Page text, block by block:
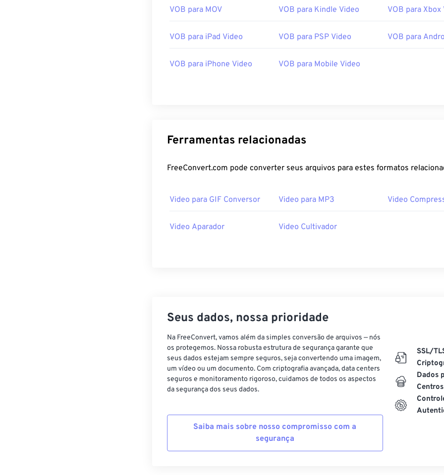
VOB para MOV VOB para Kindle Video VOB para Xbox
VOB para iPad Video VOB para PSP Video VOB para
VOB para iPhone Video VOB para Mobile Video
Ferramentas relacionadas
FreeConvert.com pode converter seus arquivos para estes formatos
Video para GIF Conversor Video para MP3 Video
Video Aparador Video Cultivador
Seus dados, nossa prioridade
Na FreeConvert, vamos além da simples conversão de arquivos — nós
os protegemos. Nossa robusta estrutura de segurança garante que
seus dados estejam sempre seguros, seja convertendo uma imagem,
um vídeo ou um documento. Com criptografia avançada, data centers
seguros e monitoramento rigoroso, cuidamos de todos os aspectos
da segurança dos seus dados.
Saiba mais sobre nosso compromisso com a
segurança
SSL/
Dados
Centros